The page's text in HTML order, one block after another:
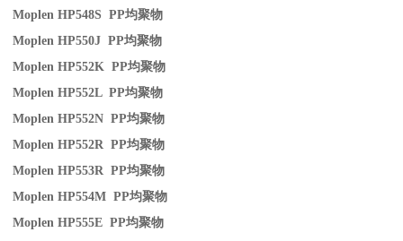
Moplen HP548S PP均聚物
Moplen HP550J PP均聚物
Moplen HP552K PP均聚物
Moplen HP552L PP均聚物
Moplen HP552N PP均聚物
Moplen HP552R PP均聚物
Moplen HP553R PP均聚物
Moplen HP554M PP均聚物
Moplen HP555E PP均聚物